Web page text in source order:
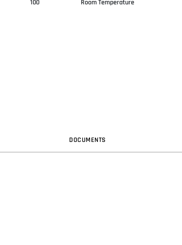
100 Room Temperature
DOCUMENTS